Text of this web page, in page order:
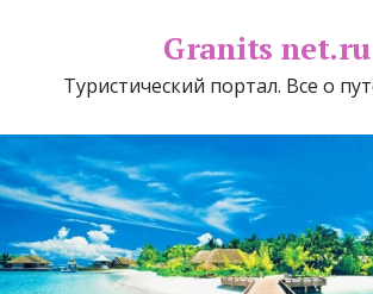
Granits net.ru
Туристический портал. Все о